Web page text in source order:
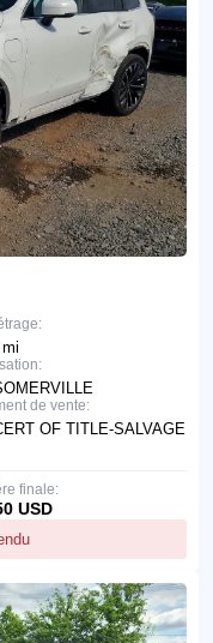
de vente:
OF TITLE-SALVAGE
finale:
USD